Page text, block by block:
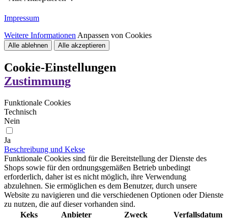
Impressum
Weitere Informationen Anpassen von Cookies
Alle ablehnen Alle akzeptieren
Cookie-Einstellungen
Zustimmung
Funktionale Cookies
Technisch
Nein
Ja
Beschreibung und Kekse
Funktionale Cookies sind für die Bereitstellung der Dienste des
Shops sowie für den ordnungsgemäßen Betrieb unbedingt
erforderlich, daher ist es nicht möglich, ihre Verwendung
abzulehnen. Sie ermöglichen es dem Benutzer, durch unsere
Website zu navigieren und die verschiedenen Optionen oder Dienste
zu nutzen, die auf dieser vorhanden sind.
Keks
Anbieter Zweck Verfallsdatum